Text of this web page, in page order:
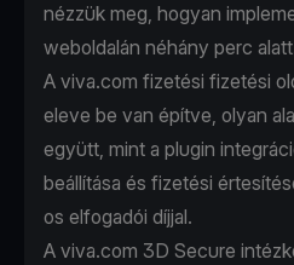
nézzük meg, hogyan
weboldalán néhány perc
A viva.com fizetési fizetési
eleve be van építve, olyan
együtt, mint a plugin
beállítása és fizetési
os elfogadói díjjal.
A viva.com 3D Secure